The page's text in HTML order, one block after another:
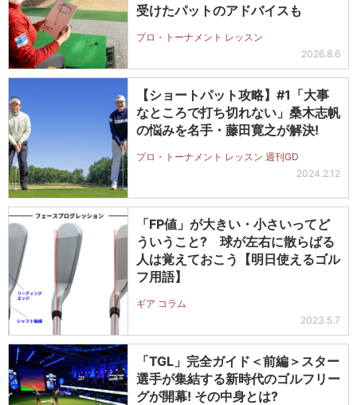
受けたパットのアドバイスも
プロ・トーナメント レッスン
2026.8.6
【ショートパット攻略】#1「大事
なところで打ち切れない」桑木志帆
の悩みを名手・藤田寛之が解決!
プロ・トーナメント レッスン 週刊GD
2024.2.12
「FP値」が大きい・小さいってど
ういうこと? 球が左右に散らばる
人は覚えておこう【明日使えるゴル
フ用語】
ギア コラム
2023.5.7
「TGL」完全ガイド＜前編＞スター
選手が集結する新時代のゴルフリー
グが開幕! その中身とは?